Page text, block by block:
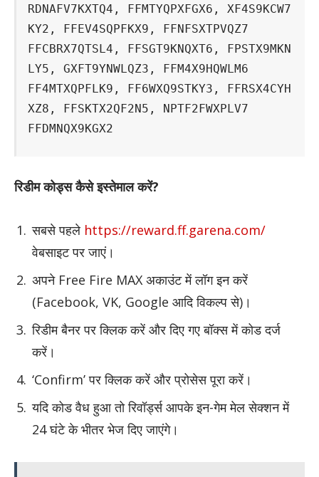
RDNAFV7KXTQ4, FFMTYQPXFGX6, XF4S9KCW7
KY2, FFEV4SQPFKX9, FFNFSXTPVQZ7
FFCBRX7QTSL4, FFSGT9KNQXT6, FPSTX9MKN
LY5, GXFT9YNWLQZ3, FFM4X9HQWLM6
FF4MTXQPFLK9, FF6WXQ9STKY3, FFRSX4CYH
XZ8, FFSKTX2QF2N5, NPTF2FWXPLV7
रिडीम कोड्स कैसे इस्तेमाल करें?
सबसे पहले https://reward.ff.garena.com/
वेबसाइट पर जाएं।
अपने Free Fire MAX अकाउंट में लॉग इन करें
(Facebook, VK, Google आदि विकल्प से)।
रिडीम बैनर पर क्लिक करें और दिए गए बॉक्स में कोड दर्ज
करें।
‘Confirm’ पर क्लिक करें और प्रोसेस पूरा करें।
यदि कोड वैध हुआ तो रिवॉर्ड्स आपके इन-गेम मेल सेक्शन में
24 घंटे के भीतर भेज दिए जाएंगे।